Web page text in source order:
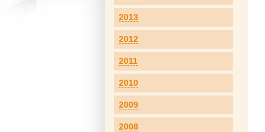
2013
2012
2011
2010
2009
2008